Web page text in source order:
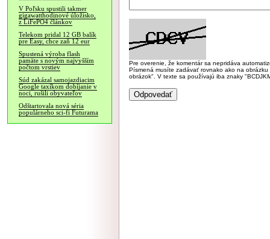
V Poľsku spustili takmer
gigawatthodinové úložisko,
z LiFePO4 článkov
Telekom pridal 12 GB balík
pre Easy, chce zaň 12 eur
Spustená výroba flash
pamäte s novým najvyšším
počtom vrstiev
Súd zakázal samojazdiacim
Google taxíkom dobíjanie v
noci, rušili obyvateľov
Odštartovala nová séria
populárneho sci-fi Futurama
Pre overenie, že komentár sa nepridáva
Písmená musíte zadávať rovnako ako na
obrázok". V texte sa používajú iba znaky